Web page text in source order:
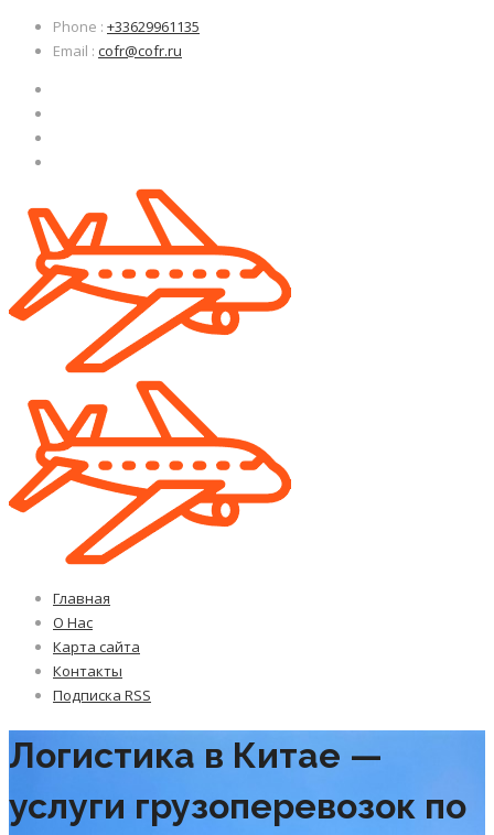
Phone : +33629961135
Email : cofr@cofr.ru
Главная
О Нас
Карта сайта
Контакты
Подписка RSS
Логистика в Китае —
услуги грузоперевозок по